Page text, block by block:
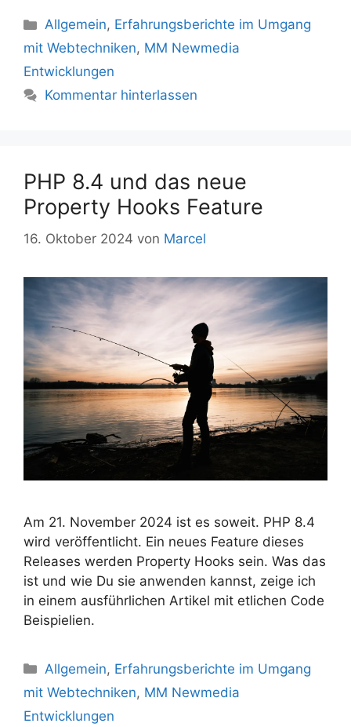
Kategorien
Allgemein, Erfahrungsberichte im Umgang
mit Webtechniken, MM Newmedia
Entwicklungen
Kommentar hinterlassen
PHP 8.4 und das neue
Property Hooks Feature
16. Oktober 2024 von Marcel
Am 21. November 2024 ist es soweit. PHP 8.4
wird veröffentlicht. Ein neues Feature dieses
Releases werden Property Hooks sein. Was das
ist und wie Du sie anwenden kannst, zeige ich
in einem ausführlichen Artikel mit etlichen Code
Beispielien.
Kategorien
Allgemein, Erfahrungsberichte im Umgang
mit Webtechniken, MM Newmedia
Entwicklungen